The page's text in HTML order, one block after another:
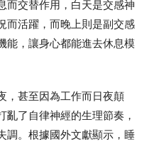
而交替作用，白天是交感神
而活躍，而晚上則是副交感
能，讓身心都能進去休息模
，甚至因為工作而日夜顛
亂了自律神經的生理節奏，
調。根據國外文獻顯示，睡